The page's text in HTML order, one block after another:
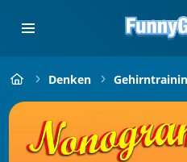
Denken